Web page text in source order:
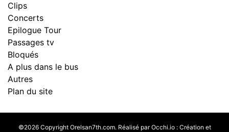
Clips
Concerts
Epilogue Tour
Passages tv
Bloqués
A plus dans le bus
Autres
Plan du site
©2026 Copyright Orelsan7th.com. Réalisé parOcchi.io: Création et